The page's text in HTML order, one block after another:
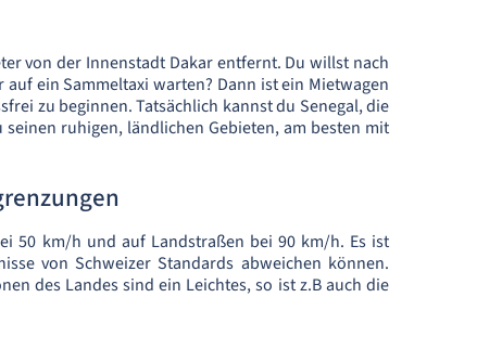
von der Innenstadt Dakar entfernt. Du willst nach
ein Sammeltaxi warten? Dann ist ein Mietwagen
zu beginnen. Tatsächlich kannst du Senegal, die
ruhigen, ländlichen Gebieten, am besten mit
50 km/h und auf Landstraßen bei 90 km/h. Es ist
von Schweizer Standards abweichen können.
des Landes sind ein Leichtes, so ist z.B auch die